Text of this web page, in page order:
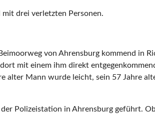
mit drei verletzten Personen.
von Ahrensburg kommend in
mit einem ihm direkt
alter Mann wurde leicht, sein 57 Jahre
Polizeistation in Ahrensburg geführt.